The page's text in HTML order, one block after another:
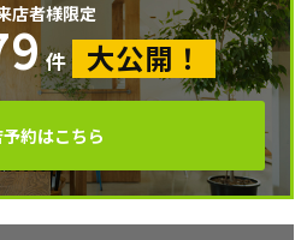
店者様限定
件 大公開！
約はこちら